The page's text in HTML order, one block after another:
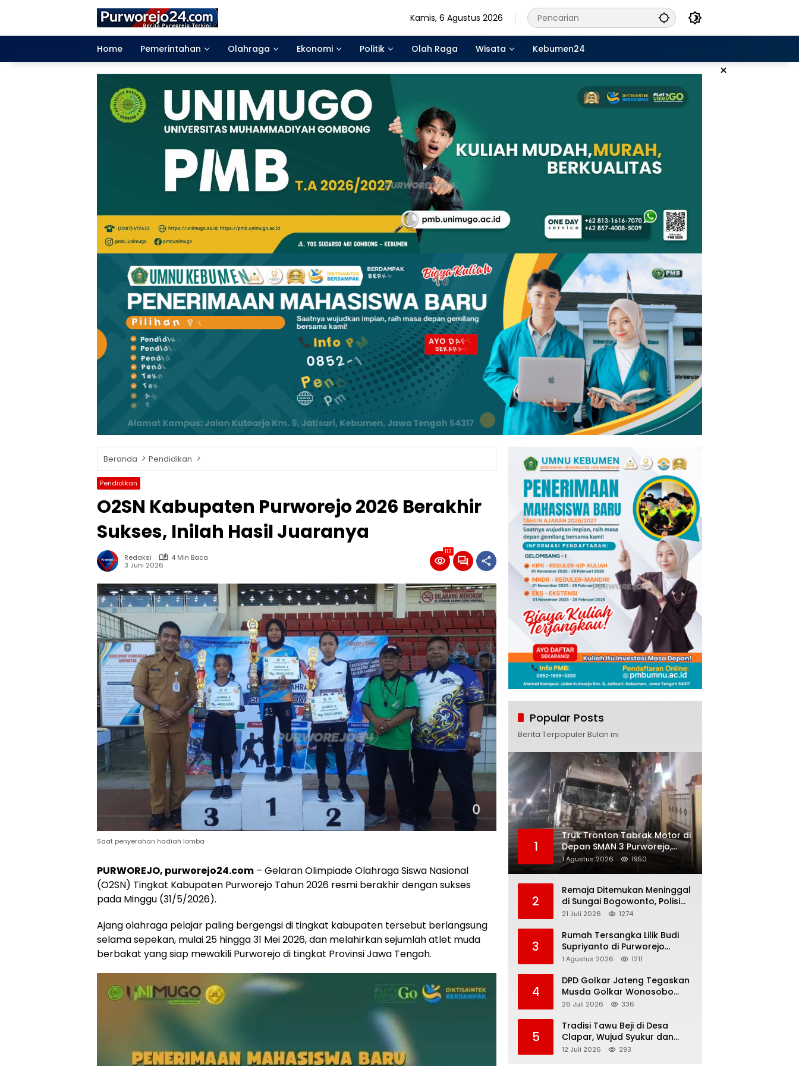
Kamis, 6 Agustus 2026
Home Pemerintahan Olahraga Ekonomi Politik Olah Raga Wisata Kebumen24
×
Beranda Pendidikan
Pendidikan
O2SN Kabupaten Purworejo 2026 Berakhir
Sukses, Inilah Hasil Juaranya
Redaksi
4 Min Baca
3 Juni 2026
113
Saat penyerahan hadiah lomba
PURWOREJO, purworejo24.com – Gelaran Olimpiade Olahraga Siswa Nasional
(O2SN) Tingkat Kabupaten Purworejo Tahun 2026 resmi berakhir dengan sukses
pada Minggu (31/5/2026).
Ajang olahraga pelajar paling bergengsi di tingkat kabupaten tersebut berlangsung
selama sepekan, mulai 25 hingga 31 Mei 2026, dan melahirkan sejumlah atlet muda
berbakat yang siap mewakili Purworejo di tingkat Provinsi Jawa Tengah.
Popular Posts
Berita Terpopuler Bulan ini
1
Truk Tronton Tabrak Motor di
Depan SMAN 3 Purworejo,
Korban Meninggal Dunia,
Polisi Masih Selidiki Penyebab
1 Agustus 2026 1950
2
Remaja Ditemukan Meninggal
di Sungai Bogowonto, Polisi
Masih Selidiki Penyebab
21 Juli 2026 1274
3
Rumah Tersangka Lilik Budi
Supriyanto di Purworejo
Digeledah KPK, Dua
1 Agustus 2026 1211
4
DPD Golkar Jateng Tegaskan
Musda Golkar Wonosobo
Sah, Imam Teguh Purnomo
26 Juli 2026 336
5
Tradisi Tawu Beji di Desa
Clapar, Wujud Syukur dan
Pelestarian Sumber Air
12 Juli 2026 293